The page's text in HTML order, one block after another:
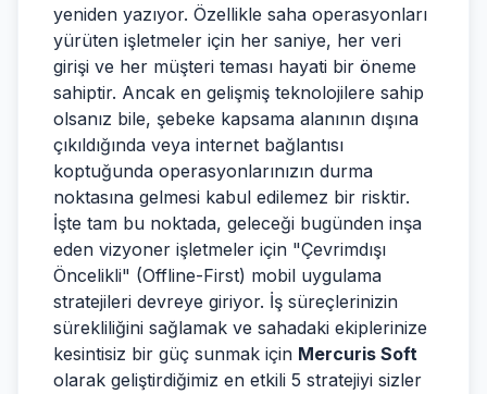
yeniden yazıyor. Özellikle saha operasyonları
yürüten işletmeler için her saniye, her veri
girişi ve her müşteri teması hayati bir öneme
sahiptir. Ancak en gelişmiş teknolojilere sahip
olsanız bile, şebeke kapsama alanının dışına
çıkıldığında veya internet bağlantısı
koptuğunda operasyonlarınızın durma
noktasına gelmesi kabul edilemez bir risktir.
İşte tam bu noktada, geleceği bugünden inşa
eden vizyoner işletmeler için "Çevrimdışı
Öncelikli" (Offline-First) mobil uygulama
stratejileri devreye giriyor. İş süreçlerinizin
sürekliliğini sağlamak ve sahadaki ekiplerinize
kesintisiz bir güç sunmak için Mercuris Soft
olarak geliştirdiğimiz en etkili 5 stratejiyi sizler